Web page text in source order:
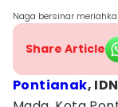
Naga bersinar
Share Article
Pontianak,